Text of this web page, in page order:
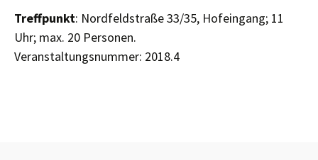
Treffpunkt: Nordfeldstraße 33/35, Hofeingang; 11
Uhr; max. 20 Personen.
Veranstaltungsnummer: 2018.4